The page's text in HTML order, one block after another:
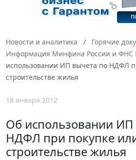
Новости и аналитика
Горячие
Информация Минфина России и ФНС
использовании ИП вычета по НДФЛ
строительстве жилья
18 января 2012
Об использовании
НДФЛ при покупке
строительстве жилья